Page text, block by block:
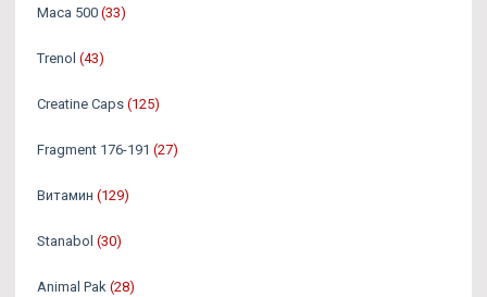
Maca 500 (33)
Trenol (43)
Creatine Caps (125)
Fragment 176-191 (27)
Витамин (129)
Stanabol (30)
Animal Pak (28)